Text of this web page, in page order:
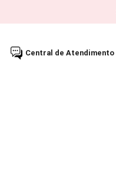
Central de Atendimento